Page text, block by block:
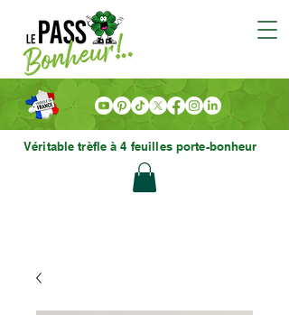
Véritable trèfle à 4 feuilles porte-bonheur